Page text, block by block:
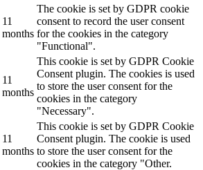
11
months
The cookie is set by GDPR cookie
consent to record the user consent
for the cookies in the category
"Functional".
11
months
This cookie is set by GDPR Cookie
Consent plugin. The cookies is used
to store the user consent for the
cookies in the category
"Necessary".
11
months
This cookie is set by GDPR Cookie
Consent plugin. The cookie is used
to store the user consent for the
cookies in the category "Other.